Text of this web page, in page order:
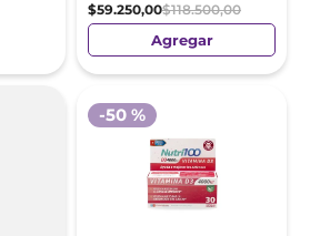
$59.250,00$118.500,00
Agregar
-50 %